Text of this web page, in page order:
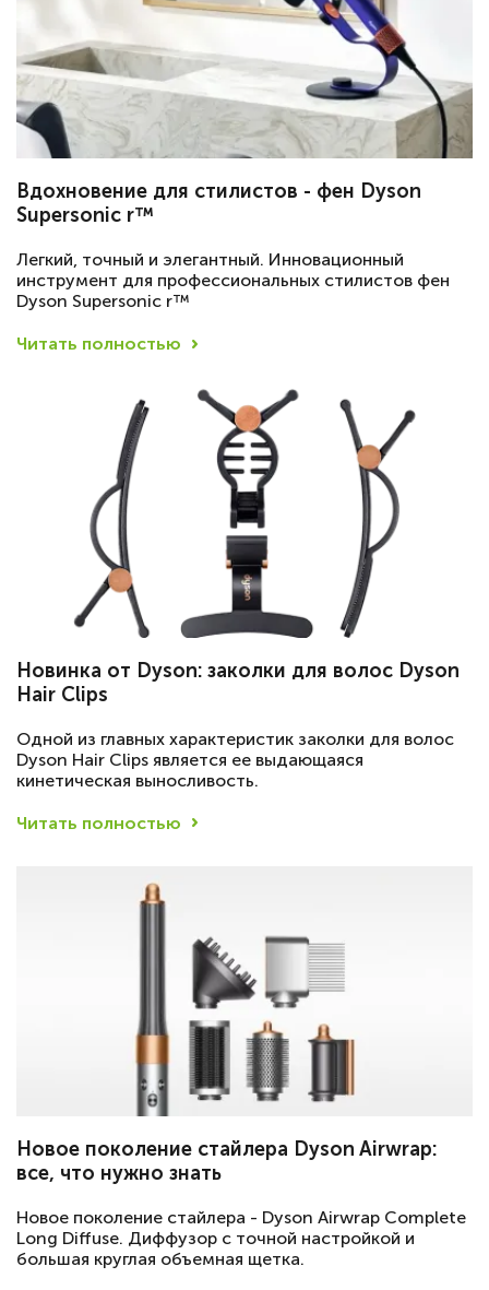
Вдохновение для стилистов - фен Dyson
Supersonic r™
Легкий, точный и элегантный. Инновационный
инструмент для профессиональных стилистов фен
Dyson Supersonic r™
Читать полностью
Новинка от Dyson: заколки для волос Dyson
Hair Clips
Одной из главных характеристик заколки для волос
Dyson Hair Clips является ее выдающаяся
кинетическая выносливость.
Читать полностью
Новое поколение стайлера Dyson Airwrap:
все, что нужно знать
Новое поколение стайлера - Dyson Airwrap Complete
Long Diffuse. Диффузор с точной настройкой и
большая круглая объемная щетка.